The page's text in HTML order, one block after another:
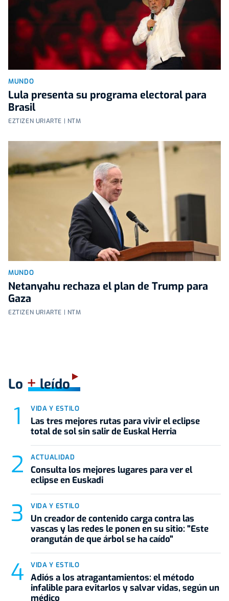
MUNDO
Lula presenta su programa electoral para
Brasil
EZTIZEN URIARTE | NTM
MUNDO
Netanyahu rechaza el plan de Trump para
Gaza
EZTIZEN URIARTE | NTM
Lo +leído
VIDA Y ESTILO
Las tres mejores rutas para vivir el eclipse
total de sol sin salir de Euskal Herria
ACTUALIDAD
Consulta los mejores lugares para ver el
eclipse en Euskadi
VIDA Y ESTILO
Un creador de contenido carga contra las
vascas y las redes le ponen en su sitio: "Este
orangután de que árbol se ha caído"
VIDA Y ESTILO
Adiós a los atragantamientos: el método
infalible para evitarlos y salvar vidas, según un
médico